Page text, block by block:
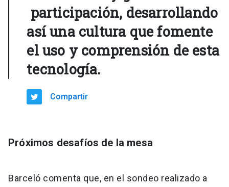
participación, desarrollando
así una cultura que fomente
el uso y comprensión de esta
tecnología.
Compartir
Próximos desafíos de la mesa
Barceló comenta que, en el sondeo realizado a